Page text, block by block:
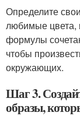
Определите
любимые цвета,
формулы
чтобы
окружающих.
Шаг 3.
образы,